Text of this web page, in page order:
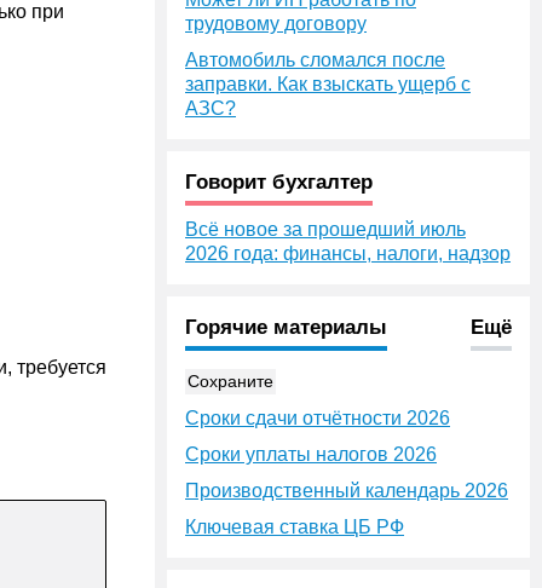
при
требуется
трудовому договору
Автомобиль сломался после
заправки. Как взыскать ущерб с
АЗС?
Говорит бухгалтер
Всё новое за прошедший июль
2026 года: финансы, налоги, надзор
Горячие материалы Ещё
Сохраните
Сроки сдачи отчётности 2026
Сроки уплаты налогов 2026
Производственный календарь 2026
Ключевая ставка ЦБ РФ